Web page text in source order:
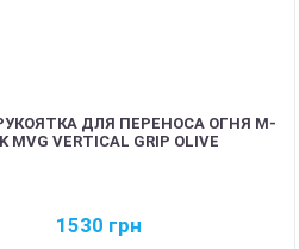
РУКОЯТКА ДЛЯ ПЕРЕНОСА ОГНЯ M-
MVG VERTICAL GRIP OLIVE
1530 грн